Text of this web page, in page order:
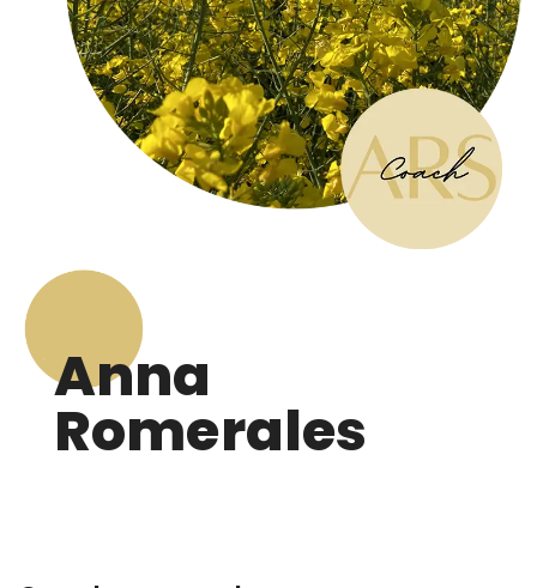
Anna
Romerales